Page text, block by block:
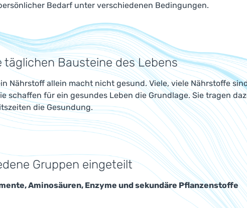
Bedarf unter verschiedenen Bedingungen.
Bausteine des Lebens
Nährstoff allein macht nicht gesund. Viele, viele Nährstoffe
schaffen für ein gesundes Leben die Grundlage. Sie tragen
die Gesundung.
Gruppen eingeteilt
Aminosäuren, Enzyme und sekundäre Pflanzenstoffe